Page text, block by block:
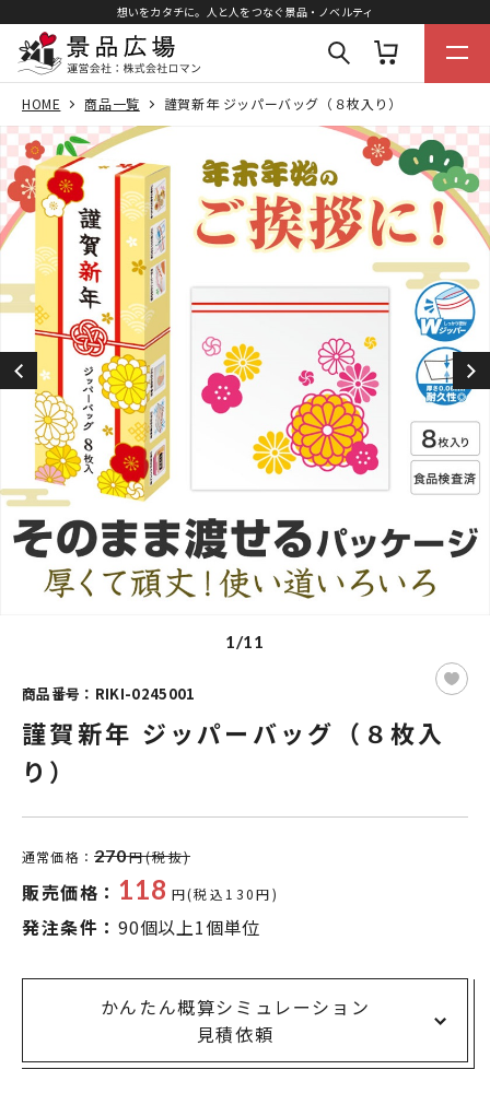
想いをカタチに。人と人をつなぐ景品・ノベルティ
HOME 商品一覧 謹賀新年 ジッパーバッグ（８枚入り）
1/11
商品番号：RIKI-0245001
謹賀新年 ジッパーバッグ（８枚入
り）
通常価格： 270円(税抜)
販売価格： 118 円(税込130円)
発注条件： 90個以上1個単位
かんたん概算シミュレーション
見積依頼